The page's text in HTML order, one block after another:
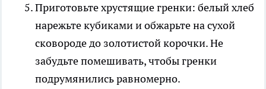
Приготовьте хрустящие гренки: белый хлеб
нарежьте кубиками и обжарьте на сухой
сковороде до золотистой корочки. Не
забудьте помешивать, чтобы гренки
подрумянились равномерно.